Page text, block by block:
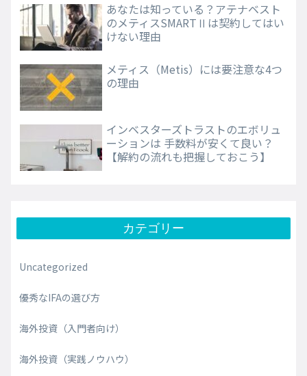
あなたは知っている？アテナベスト
のメティスSMARTⅡは契約してはい
けない理由
メティス（Metis）には要注意な4つ
の理由
インベスターズトラストのエボリュ
ーションは 手数料が安くて良い？
【解約の流れも把握しておこう】
カテゴリー
Uncategorized
優秀なIFAの選び方
海外投資（入門者向け）
海外投資（実践ノウハウ）